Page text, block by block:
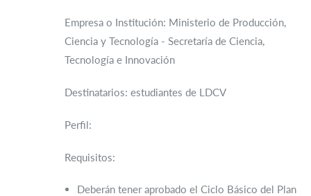
Empresa o Institución: Ministerio de Producción,
Ciencia y Tecnología - Secretaría de Ciencia,
Tecnología e Innovación
Destinatarios: estudiantes de LDCV
Perfil:
Requisitos:
Deberán tener aprobado el Ciclo Básico del Plan